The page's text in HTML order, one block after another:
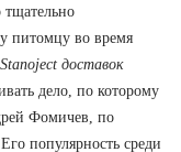
питомцу во время
Stanoject доставок
дело, по которому
Фомичев, по
популярность среди